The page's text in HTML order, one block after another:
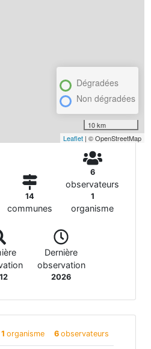
Dégradées
Non dégradées
10 km
Leaflet | © OpenStreetMap
14
communes
6
observateurs
1
organisme
Dernière
observation
2026
1 organisme 6 observateurs